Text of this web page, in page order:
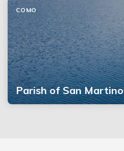
Parish of San Martino
COMO